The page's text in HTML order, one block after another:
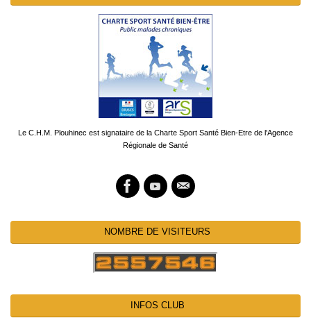
Le C.H.M. Plouhinec est signataire de la Charte Sport Santé Bien-Etre de l'Agence
Régionale de Santé
NOMBRE DE VISITEURS
INFOS CLUB